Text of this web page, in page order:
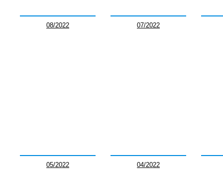
08/2022 07/2022
05/2022 04/2022